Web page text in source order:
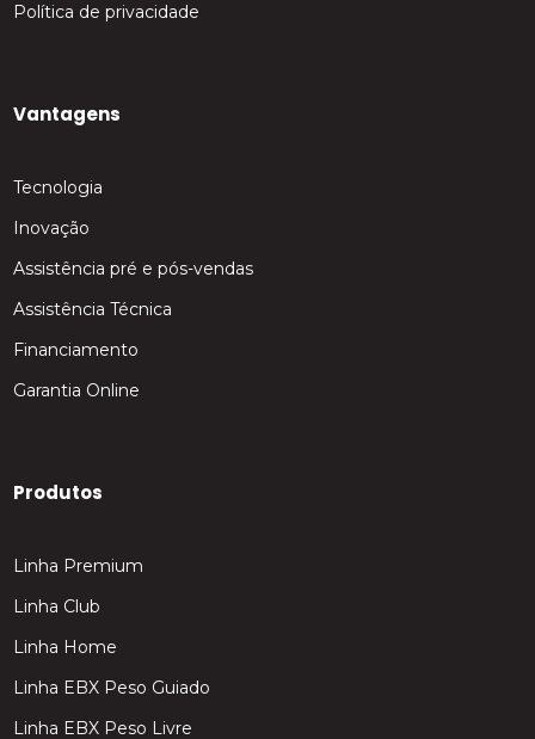
Política de privacidade
Vantagens
Tecnologia
Inovação
Assistência pré e pós-vendas
Assistência Técnica
Financiamento
Garantia Online
Produtos
Linha Premium
Linha Club
Linha Home
Linha EBX Peso Guiado
Linha EBX Peso Livre